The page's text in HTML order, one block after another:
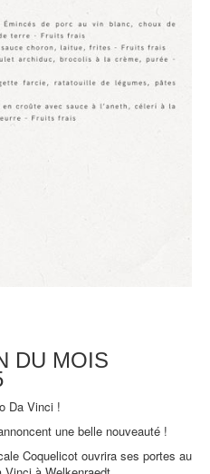
DU MOIS
Da Vinci !
une belle nouveauté !
Coquelicot ouvrira ses portes au